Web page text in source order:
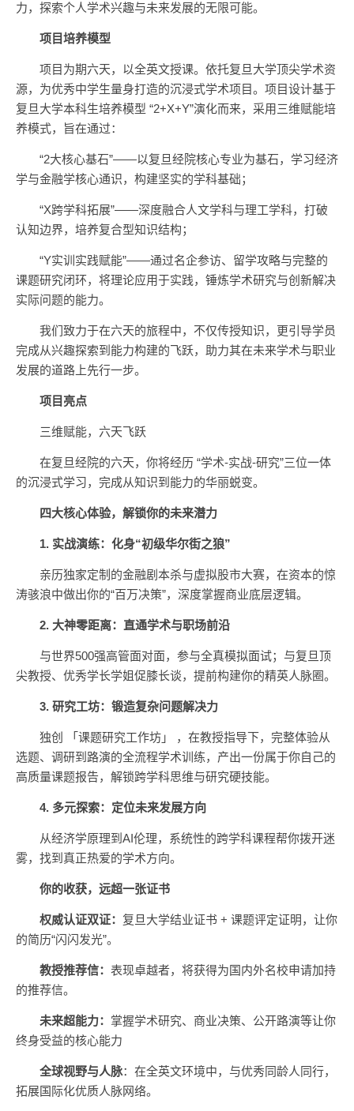
力，探索个人学术兴趣与未来发展的无限可能。
项目培养模型
项目为期六天，以全英文授课。依托复旦大学顶尖学术资
源，为优秀中学生量身打造的沉浸式学术项目。项目设计基于
复旦大学本科生培养模型 “2+X+Y”演化而来，采用三维赋能培
养模式，旨在通过：
“2大核心基石”——以复旦经院核心专业为基石，学习经济
学与金融学核心通识，构建坚实的学科基础；
“X跨学科拓展”——深度融合人文学科与理工学科，打破
认知边界，培养复合型知识结构；
“Y实训实践赋能”——通过名企参访、留学攻略与完整的
课题研究闭环，将理论应用于实践，锤炼学术研究与创新解决
实际问题的能力。
我们致力于在六天的旅程中，不仅传授知识，更引导学员
完成从兴趣探索到能力构建的飞跃，助力其在未来学术与职业
发展的道路上先行一步。
项目亮点
三维赋能，六天飞跃
在复旦经院的六天，你将经历 “学术-实战-研究”三位一体
的沉浸式学习，完成从知识到能力的华丽蜕变。
四大核心体验，解锁你的未来潜力
1. 实战演练：化身“初级华尔街之狼”
亲历独家定制的金融剧本杀与虚拟股市大赛，在资本的惊
涛骇浪中做出你的“百万决策”，深度掌握商业底层逻辑。
2. 大神零距离：直通学术与职场前沿
与世界500强高管面对面，参与全真模拟面试；与复旦顶
尖教授、优秀学长学姐促膝长谈，提前构建你的精英人脉圈。
3. 研究工坊：锻造复杂问题解决力
独创 「课题研究工作坊」 ，在教授指导下，完整体验从
选题、调研到路演的全流程学术训练，产出一份属于你自己的
高质量课题报告，解锁跨学科思维与研究硬技能。
4. 多元探索：定位未来发展方向
从经济学原理到AI伦理，系统性的跨学科课程帮你拨开迷
雾，找到真正热爱的学术方向。
你的收获，远超一张证书
权威认证双证： 复旦大学结业证书 + 课题评定证明，让你
的简历“闪闪发光”。
教授推荐信： 表现卓越者，将获得为国内外名校申请加持
的推荐信。
未来超能力： 掌握学术研究、商业决策、公开路演等让你
终身受益的核心能力
全球视野与人脉：在全英文环境中，与优秀同龄人同行，
拓展国际化优质人脉网络。